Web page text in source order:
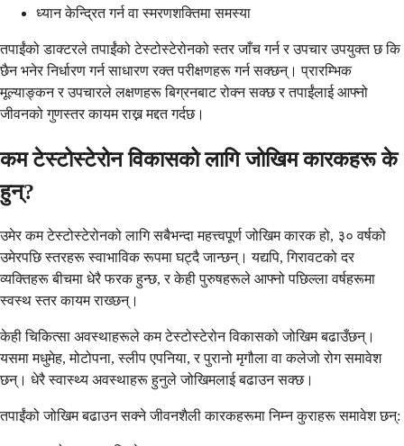
ध्यान केन्द्रित गर्न वा स्मरणशक्तिमा समस्या
तपाईंको डाक्टरले तपाईंको टेस्टोस्टेरोनको स्तर जाँच गर्न र उपचार उपयुक्त छ कि
छैन भनेर निर्धारण गर्न साधारण रक्त परीक्षणहरू गर्न सक्छन्। प्रारम्भिक
मूल्याङ्कन र उपचारले लक्षणहरू बिग्रनबाट रोक्न सक्छ र तपाईंलाई आफ्नो
जीवनको गुणस्तर कायम राख्न मद्दत गर्दछ।
कम टेस्टोस्टेरोन विकासको लागि जोखिम कारकहरू के
हुन्?
उमेर कम टेस्टोस्टेरोनको लागि सबैभन्दा महत्त्वपूर्ण जोखिम कारक हो, ३० वर्षको
उमेरपछि स्तरहरू स्वाभाविक रूपमा घट्दै जान्छन्। यद्यपि, गिरावटको दर
व्यक्तिहरू बीचमा धेरै फरक हुन्छ, र केही पुरुषहरूले आफ्नो पछिल्ला वर्षहरूमा
स्वस्थ स्तर कायम राख्छन्।
केही चिकित्सा अवस्थाहरूले कम टेस्टोस्टेरोन विकासको जोखिम बढाउँछन्।
यसमा मधुमेह, मोटोपना, स्लीप एपनिया, र पुरानो मृगौला वा कलेजो रोग समावेश
छन्। धेरै स्वास्थ्य अवस्थाहरू हुनुले जोखिमलाई बढाउन सक्छ।
तपाईंको जोखिम बढाउन सक्ने जीवनशैली कारकहरूमा निम्न कुराहरू समावेश छन्: